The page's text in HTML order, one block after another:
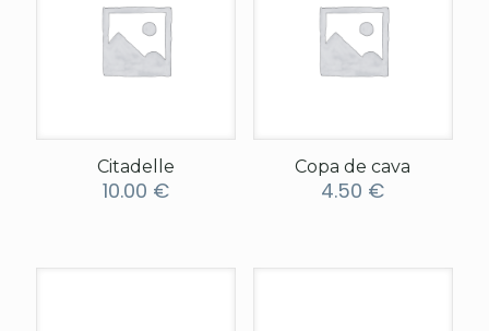
Citadelle
10.00 €
Copa de cava
4.50 €